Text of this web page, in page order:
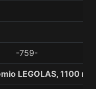
-759-
LEGOLAS, 1100